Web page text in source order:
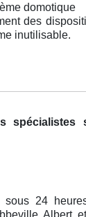
domotique
des
inutilisable.
spécialistes
sous 24
Albert,